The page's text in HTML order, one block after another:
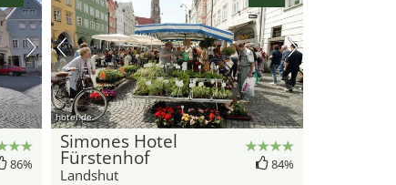
86%
hotel.de
Simones Hotel
Fürstenhof
Landshut
84%